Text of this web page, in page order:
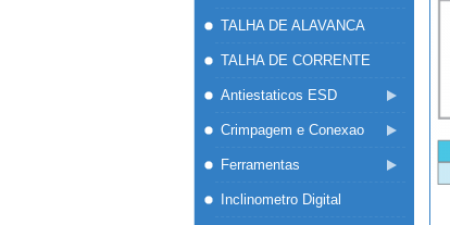
TALHA DE ALAVANCA
TALHA DE CORRENTE
Antiestaticos ESD
Crimpagem e Conexao
Ferramentas
Inclinometro Digital